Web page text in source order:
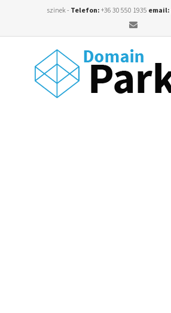
szinek - Telefon: +36 30 550 1935 email:
Email